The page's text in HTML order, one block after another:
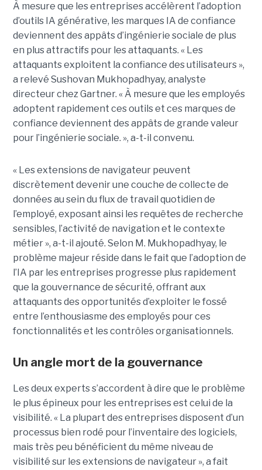
À mesure que les entreprises accélèrent l’adoption
d’outils IA générative, les marques IA de confiance
deviennent des appâts d’ingénierie sociale de plus
en plus attractifs pour les attaquants. « Les
attaquants exploitent la confiance des utilisateurs »,
a relevé Sushovan Mukhopadhyay, analyste
directeur chez Gartner. « À mesure que les employés
adoptent rapidement ces outils et ces marques de
confiance deviennent des appâts de grande valeur
pour l’ingénierie sociale. », a-t-il convenu.
« Les extensions de navigateur peuvent
discrètement devenir une couche de collecte de
données au sein du flux de travail quotidien de
l’employé, exposant ainsi les requêtes de recherche
sensibles, l’activité de navigation et le contexte
métier », a-t-il ajouté. Selon M. Mukhopadhyay, le
problème majeur réside dans le fait que l’adoption de
l’IA par les entreprises progresse plus rapidement
que la gouvernance de sécurité, offrant aux
attaquants des opportunités d’exploiter le fossé
entre l’enthousiasme des employés pour ces
fonctionnalités et les contrôles organisationnels.
Un angle mort de la gouvernance
Les deux experts s’accordent à dire que le problème
le plus épineux pour les entreprises est celui de la
visibilité. « La plupart des entreprises disposent d’un
processus bien rodé pour l’inventaire des logiciels,
mais très peu bénéficient du même niveau de
visibilité sur les extensions de navigateur », a fait